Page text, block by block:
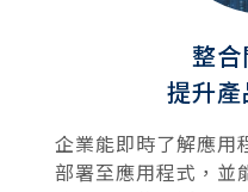
整
提升
企業能即時了解應用
部署至應用程式，並